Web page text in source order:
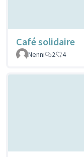
Café solidaire
Nenni
2 4